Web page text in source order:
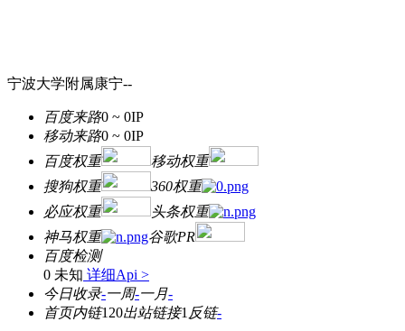
宁波大学附属康宁--
百度来路0 ~ 0IP
移动来路0 ~ 0IP
百度权重
移动权重
搜狗权重
360权重
必应权重
头条权重
神马权重
谷歌PR
百度检测
0 未知 详细Api >
今日收录-一周-一月-
首页内链120出站链接1 反链-